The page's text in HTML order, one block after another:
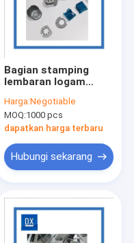
Bagian stamping
lembaran logam
Harga:Negotiable
MOQ:1000 pcs
dapatkan harga terbaru
Hubungi sekarang